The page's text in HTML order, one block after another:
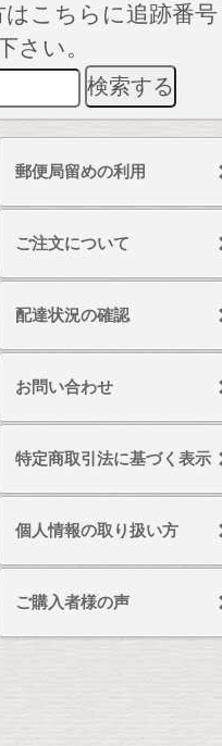
こちらに追跡番号
さい。
郵便局留めの利用
ご注文について
配達状況の確認
お問い合わせ
特定商取引法に基づく表示
個人情報の取り扱い方
ご購入者様の声